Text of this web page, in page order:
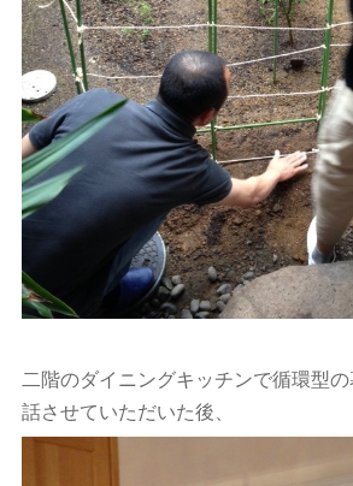
二階のダイニングキッチンで循環型
話させていただいた後、